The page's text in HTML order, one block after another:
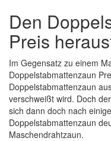
Den
Preis
Im Gegensatz zu einem
Doppelstabmattenzaun
Doppelstabmattenzaun
verschweißt wird. Doch
sich dann doch nach
Doppelstabmattenzaun
Maschendrahtzaun.